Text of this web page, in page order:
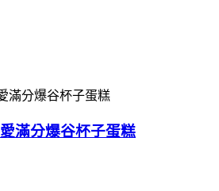
滿分爆谷杯子蛋糕